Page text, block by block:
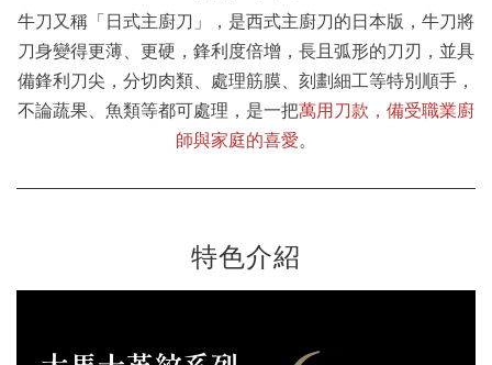
牛刀又稱「日式主廚刀」，是西式主廚刀的日本版，牛刀將
刀身變得更薄、更硬，鋒利度倍增，長且弧形的刀刃，並具
備鋒利刀尖，分切肉類、處理筋膜、刻劃細工等特別順手，
不論蔬果、魚類等都可處理，是一把萬用刀款，備受職業廚
師與家庭的喜愛。
特色介紹